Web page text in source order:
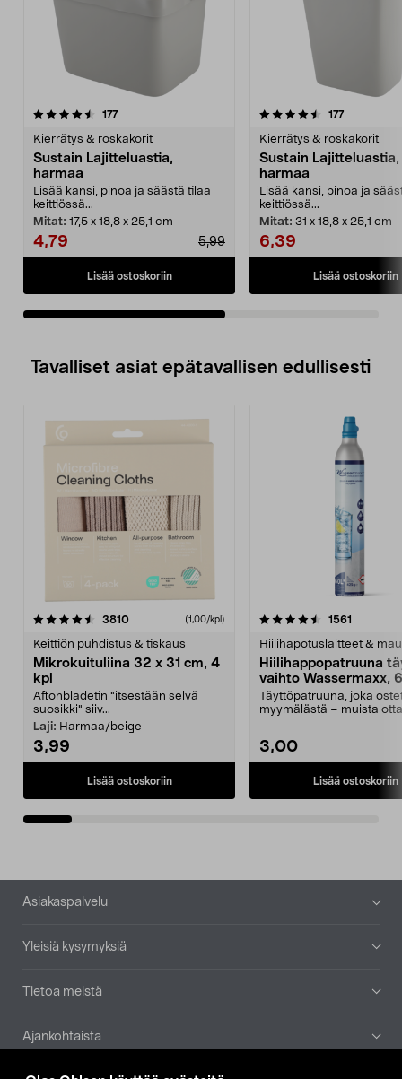
177arvostelut
Kierrätys & roskakorit
Sustain Lajitteluastia,
harmaa
Lisää kansi, pinoa ja säästä tilaa
keittiössä...
Mitat: 17,5 x 18,8 x 25,1 cm
5,99
4,79
Lisää ostoskoriin
4.5viidestä
177arvostelut
Kierrätys & roskakorit
Sustain Lajitteluastia,
harmaa
Lisää kansi, pinoa ja
keittiössä...
Mitat: 31 x 18,8 x 25,1 cm
6,39
Lisää ostoskoriin
4.5viidestä
Tavalliset asiat epätavallisen edullisesti
3810arvostelut (1,00/kpl)
Keittiön puhdistus & tiskaus
Mikrokuituliina 32 x 31 cm, 4
kpl
Aftonbladetin "itsestään selvä
suosikki" siiv...
Laji: Harmaa/beige
3,99
Lisää ostoskoriin
4.5viidestä
1561
Hiilihapotuslaitteet &
Hiilihappopatruuna
vaihto Wassermaxx,
Täyttöpatruuna, joka
myymälästä – muista
3,00
Lisää ostoskoriin
4.5viidestä
Alatunniste
Asiakaspalvelu
Yleisiä kysymyksiä
Tietoa meistä
Ajankohtaista